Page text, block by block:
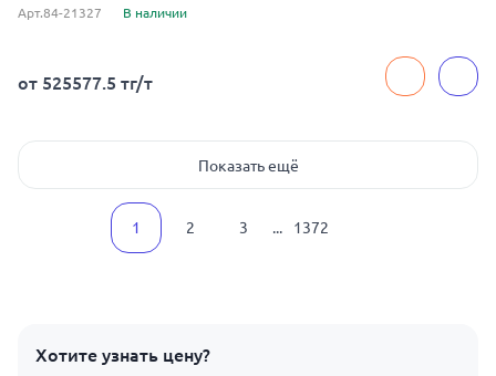
Арт.84-21327 В наличии
от 525577.5 тг/т
Показать ещё
1 2 3 ... 1372
Хотите узнать цену?